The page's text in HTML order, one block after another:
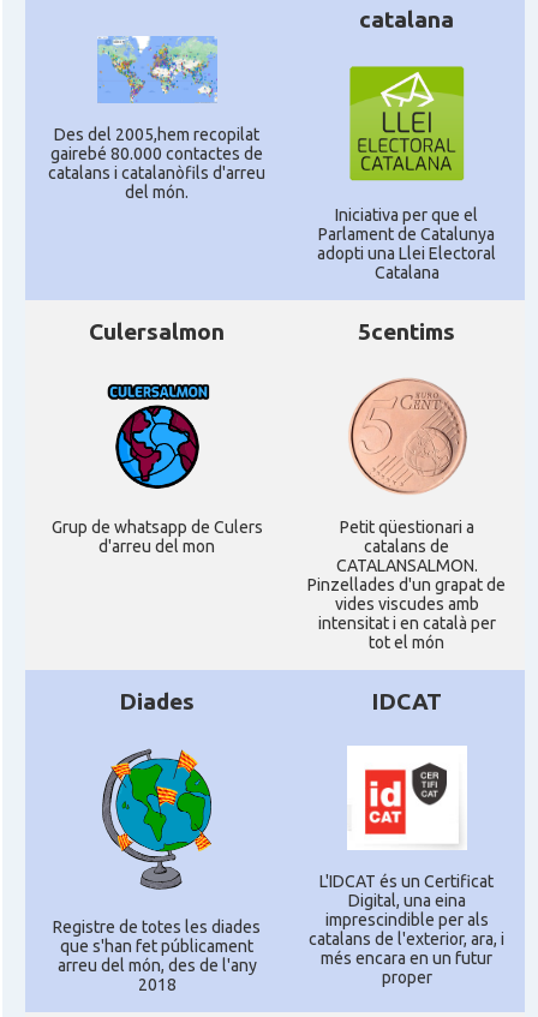
Consolat Consolat general a Montpellier
Consolat Consolat general a Paris
Consolat
Consolat general a Perpinyà
Consolat Consolat general a Strasbourg
Consolat Consolat general a Toulouse
Ambaixada Ambaixada espanyola a França
* + ambaixades i consolats
Des del 2005,hem recopilat
gairebé 80.000 contactes de
catalans i catalanòfils d'arreu
del món.
catalana
Iniciativa per que el
Parlament de Catalunya
adopti una Llei Electoral
Catalana
Culersalmon
Grup de whatsapp de Culers
d'arreu del mon
5centims
Petit qüestionari a
catalans de
CATALANSALMON.
Pinzellades d'un grapat de
vides viscudes amb
intensitat i en català per
tot el món
Diades
Registre de totes les diades
que s'han fet públicament
arreu del món, des de l'any
2018
IDCAT
L'IDCAT és un Certificat
Digital, una eina
imprescindible per als
catalans de l'exterior, ara, i
més encara en un futur
proper